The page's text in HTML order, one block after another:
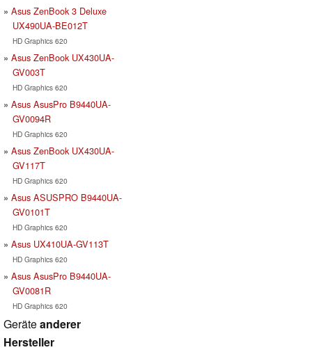
Asus ZenBook 3 Deluxe
UX490UA-BE012T
HD Graphics 620
Asus ZenBook UX430UA-
GV003T
HD Graphics 620
Asus AsusPro B9440UA-
GV0094R
HD Graphics 620
Asus ZenBook UX430UA-
GV117T
HD Graphics 620
Asus ASUSPRO B9440UA-
GV0101T
HD Graphics 620
Asus UX410UA-GV113T
HD Graphics 620
Asus AsusPro B9440UA-
GV0081R
HD Graphics 620
Geräteanderer
Hersteller